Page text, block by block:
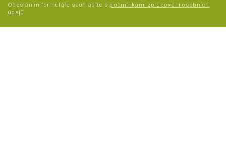
Odesláním formuláře souhlasíte s podmínkami zpracování osobních
údajů